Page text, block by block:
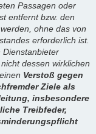
Passagen oder
entfernt bzw. den
ohne das von
erforderlich ist.
Dienstanbieter
nicht dessen wirklichen
Verstoß gegen
Ziele als
insbesondere
Treibfeder,